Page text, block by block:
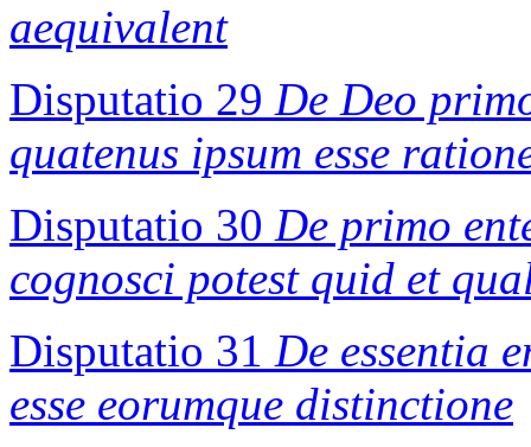
aequivalent
Disputatio 29 De Deo
quatenus ipsum esse
Disputatio 30 De primo
cognosci potest quid et
Disputatio 31 De essentia
esse eorumque distinctione